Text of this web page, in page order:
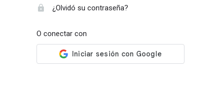
¿Olvidó su contraseña?
O conectar con